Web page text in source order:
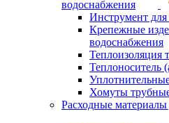
водоснабжения
Инструмент
Крепежные
водоснабжения
Теплоизоляция
Теплоноситель
Хомуты
Расходные материалы